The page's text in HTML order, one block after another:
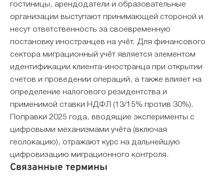
гостиницы, арендодатели и образовательные
организации выступают принимающей стороной и
несут ответственность за своевременную
постановку иностранцев на учёт. Для финансового
сектора миграционный учёт является элементом
идентификации клиента-иностранца при открытии
счетов и проведении операций, а также влияет на
определение налогового резидентства и
применимой ставки НДФЛ (13/15% против 30%).
Поправки 2025 года, вводящие эксперименты с
цифровыми механизмами учёта (включая
геолокацию), отражают курс на дальнейшую
цифровизацию миграционного контроля.
Связанные термины